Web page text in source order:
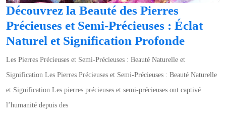
Découvrez la Beauté des Pierres
Précieuses et Semi-Précieuses : Éclat
Naturel et Signification Profonde
la
Beauté
des
Les Pierres Précieuses et Semi-Précieuses : Beauté Naturelle et
Signification Les Pierres Précieuses et Semi-Précieuses : Beauté Naturelle
et Signification Les pierres précieuses et semi-précieuses ont captivé
l’humanité depuis des